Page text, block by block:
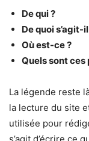
De qui ?
De quoi s’agit-
Où est-ce ?
Quels sont ces
La légende reste
la lecture du site
utilisée pour